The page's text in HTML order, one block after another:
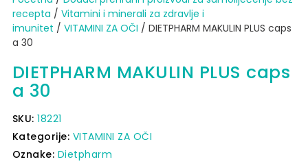
recepta / Vitamini i minerali za zdravlje i
imunitet / VITAMINI ZA OČI / DIETPHARM MAKULIN PLUS caps
a 30
DIETPHARM MAKULIN PLUS caps
a 30
SKU:18221
Kategorije: VITAMINI ZA OČI
Oznake: Dietpharm